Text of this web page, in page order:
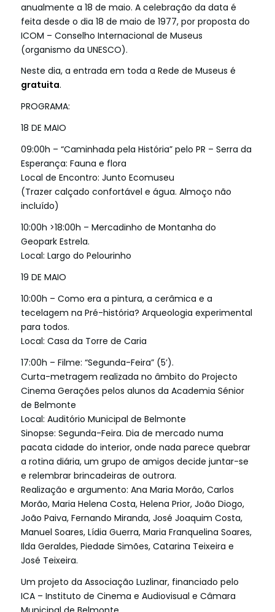
anualmente a 18 de maio. A celebração da data é
feita desde o dia 18 de maio de 1977, por proposta do
ICOM – Conselho Internacional de Museus
(organismo da UNESCO).
Neste dia, a entrada em toda a Rede de Museus é
gratuita.
PROGRAMA:
18 DE MAIO
09:00h – “Caminhada pela História” pelo PR – Serra da
Esperança: Fauna e flora
Local de Encontro: Junto Ecomuseu
(Trazer calçado confortável e água. Almoço não
incluído)
10:00h >18:00h – Mercadinho de Montanha do
Geopark Estrela.
Local: Largo do Pelourinho
19 DE MAIO
10:00h – Como era a pintura, a cerâmica e a
tecelagem na Pré-história? Arqueologia experimental
para todos.
Local: Casa da Torre de Caria
17:00h – Filme: “Segunda-Feira” (5’).
Curta-metragem realizada no âmbito do Projecto
Cinema Gerações pelos alunos da Academia Sénior
de Belmonte
Local: Auditório Municipal de Belmonte
Sinopse: Segunda-Feira. Dia de mercado numa
pacata cidade do interior, onde nada parece quebrar
a rotina diária, um grupo de amigos decide juntar-se
e relembrar brincadeiras de outrora.
Realização e argumento: Ana Maria Morão, Carlos
Morão, Maria Helena Costa, Helena Prior, João Diogo,
João Paiva, Fernando Miranda, José Joaquim Costa,
Manuel Soares, Lídia Guerra, Maria Franquelina Soares,
Ilda Geraldes, Piedade Simões, Catarina Teixeira e
José Teixeira.
Um projeto da Associação Luzlinar, financiado pelo
ICA – Instituto de Cinema e Audiovisual e Câmara